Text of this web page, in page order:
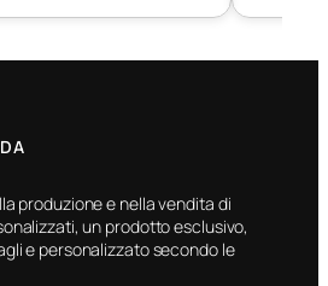
produzione e nella vendita di
un prodotto esclusivo,
e personalizzato secondo le